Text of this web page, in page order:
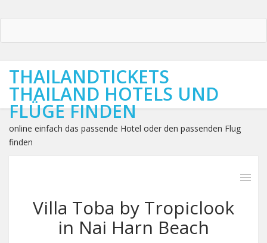
THAILANDTICKETS
THAILAND HOTELS UND
FLÜGE FINDEN
online einfach das passende Hotel oder den passenden Flug
finden
Villa Toba by Tropiclook
in Nai Harn Beach